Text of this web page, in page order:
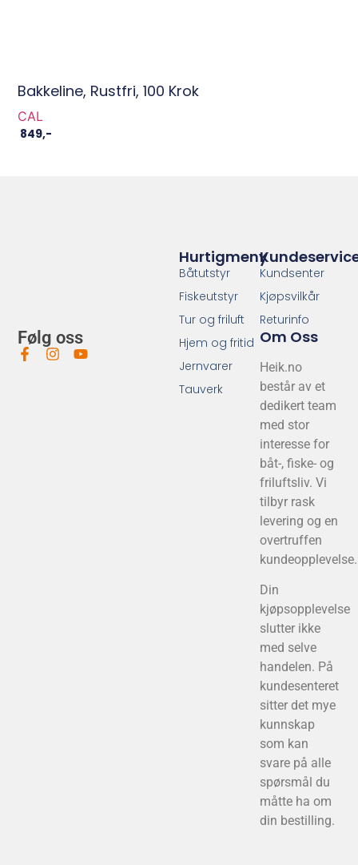
Bakkeline, Rustfri, 100 Krok
CAL
849,-
Følg oss
Kundsenter
Kjøpsvilkår
Returinfo
Om Oss
Heik.no
består av et
dedikert team
med stor
interesse for
båt-, fiske- og
friluftsliv. Vi
tilbyr rask
levering og en
overtruffen
kundeopplevelse.
Din
kjøpsopplevelse
slutter ikke
med selve
handelen. På
kundesenteret
sitter det mye
kunnskap
som kan
svare på alle
spørsmål du
måtte ha om
din bestilling.
Hurtigmeny
Båtutstyr
Fiskeutstyr
Tur og friluft
Hjem og fritid
Jernvarer
Tauverk